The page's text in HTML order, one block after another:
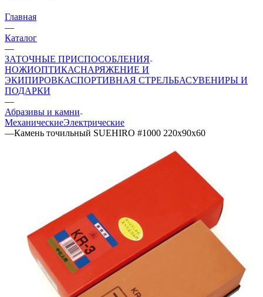
Главная
—
Каталог
—
ЗАТОЧНЫЕ ПРИСПОСОБЛЕНИЯ
НОЖИОПТИКАСНАРЯЖЕНИЕ И
ЭКИПИРОВКАСПОРТИВНАЯ СТРЕЛЬБАСУВЕНИРЫ И
ПОДАРКИ
—
Абразивы и камни
МеханическиеЭлектрические
—Камень точильный SUEHIRO #1000 220x90x60